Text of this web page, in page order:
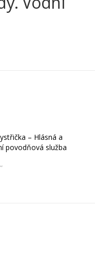
– Hlásná a
povodňová služba